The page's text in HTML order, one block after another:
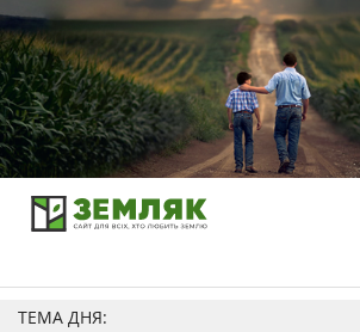
ТЕМА ДНЯ: